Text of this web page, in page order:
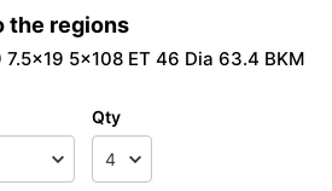
the regions
5x108 ET 46 Dia 63.4 BKM
Qty